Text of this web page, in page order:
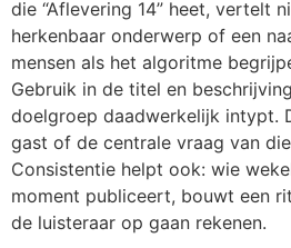
die “Aflevering 14” heet, vertelt
herkenbaar onderwerp of een
mensen als het algoritme
Gebruik in de titel en
doelgroep daadwerkelijk intypt.
gast of de centrale vraag van
Consistentie helpt ook: wie
moment publiceert, bouwt een
de luisteraar op gaan rekenen.